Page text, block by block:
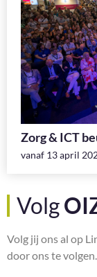
Zorg & ICT
vanaf 13 april
Volg
Volg jij ons al op
door ons te volgen.